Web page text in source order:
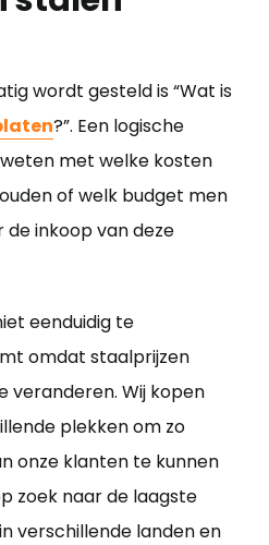
wordt gesteld is “Wat is
?”. Een logische
met welke kosten
of welk budget men
inkoop van deze
eenduidig te
omdat staalprijzen
veranderen. Wij kopen
plekken om zo
onze klanten te kunnen
zoek naar de laagste
verschillende landen en